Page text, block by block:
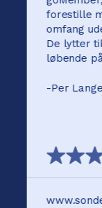
forestille
omfang
De lytter
løbende
-Per